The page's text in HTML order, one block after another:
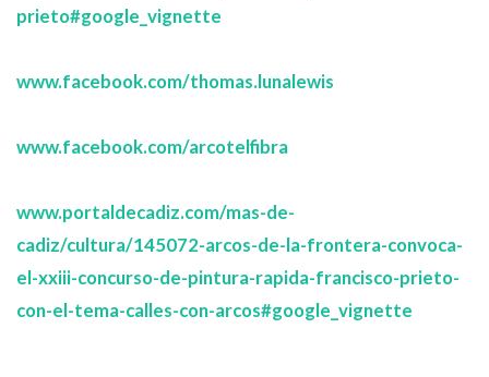
prieto#google_vignette
www.facebook.com/thomas.lunalewis
www.facebook.com/arcotelfibra
www.portaldecadiz.com/mas-de-
cadiz/cultura/145072-arcos-de-la-frontera-convoca-
el-xxiii-concurso-de-pintura-rapida-francisco-prieto-
con-el-tema-calles-con-arcos#google_vignette